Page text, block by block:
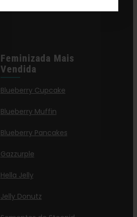
Feminizada Mais
Vendida
Blueberry Cupcake
Blueberry Muffin
Blueberry Pancakes
Gazzurple
Hella Jelly
Jelly Donutz